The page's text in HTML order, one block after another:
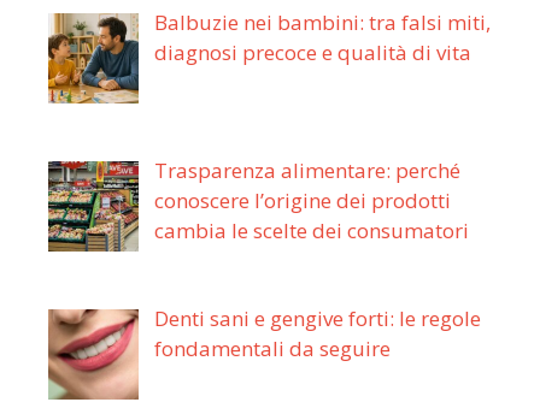
Balbuzie nei bambini: tra falsi miti,
diagnosi precoce e qualità di vita
Trasparenza alimentare: perché
conoscere l’origine dei prodotti
cambia le scelte dei consumatori
Denti sani e gengive forti: le regole
fondamentali da seguire